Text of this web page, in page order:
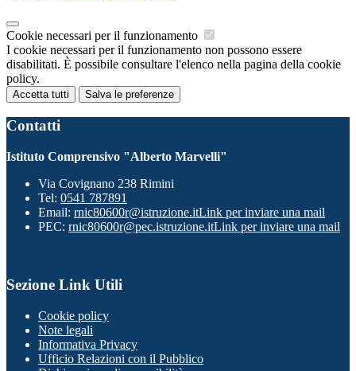
Cookie necessari per il funzionamento
I cookie necessari per il funzionamento non possono essere
disabilitati. È possibile consultare l'elenco nella pagina della cookie
policy.
Accetta tutti Salva le preferenze
Contatti
Istituto Comprensivo "Alberto Marvelli"
Via Covignano 238 Rimini
Tel: 0541 787891
Email: rnic80600r@istruzione.itLink per inviare una mail
PEC: rnic80600r@pec.istruzione.itLink per inviare una mail
Sezione Link Utili
Cookie policy
Note legali
Informativa Privacy
Ufficio Relazioni con il Pubblico